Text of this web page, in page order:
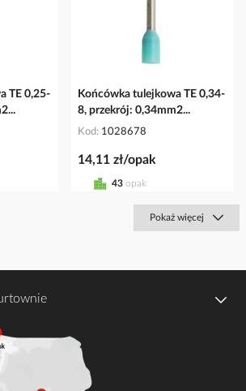
TE 0,25-
Końcówka tulejkowa TE 0,34-
8, przekrój: 0,34mm2...
Kod 1028678
14,11 zł/opak
43 opak
Pokaż więcej